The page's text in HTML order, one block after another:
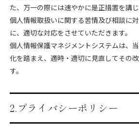
た、万一の際には速やかに是正措置を講じ
個人情報取扱いに関する苦情及び相談に
に、適切な対応をさせていただきます。
個人情報保護マネジメントシステムは、
化を踏まえ、適時・適切に見直してその
す。
2.プライバシーポリシー